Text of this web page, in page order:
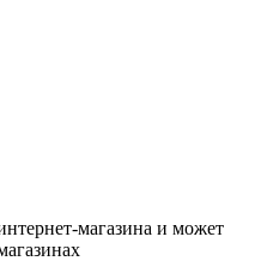
магазина и может